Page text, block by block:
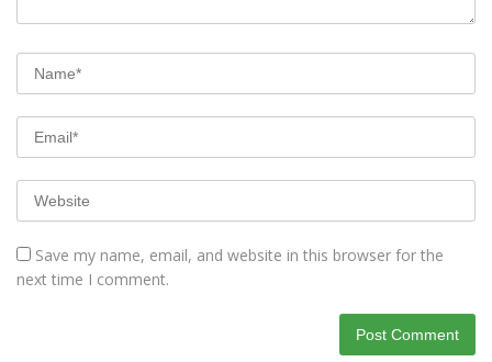
Save my name, email, and website in this browser for the
next time I comment.